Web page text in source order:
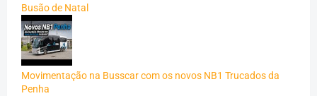
Busão de Natal
Movimentação na Busscar com os novos NB1 Trucados da
Penha